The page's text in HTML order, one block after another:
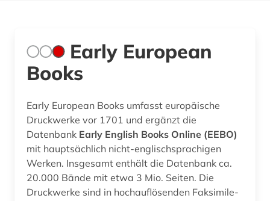
Early European
Books
Early European Books umfasst europäische
Druckwerke vor 1701 und ergänzt die
Datenbank Early English Books Online (EEBO)
mit hauptsächlich nicht-englischsprachigen
Werken. Insgesamt enthält die Datenbank ca.
20.000 Bände mit etwa 3 Mio. Seiten. Die
Druckwerke sind in hochauflösenden Faksimile-